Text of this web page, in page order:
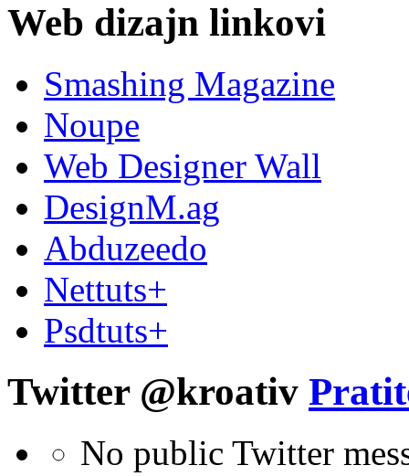
Web dizajn linkovi
Smashing Magazine
Noupe
Web Designer Wall
DesignM.ag
Abduzeedo
Nettuts+
Psdtuts+
Twitter @kroativ
No public Twitter